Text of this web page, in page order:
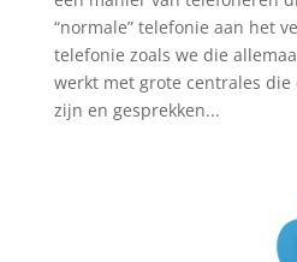
“normale” telefonie aan het
telefonie zoals we die
werkt met grote centrales
zijn en gesprekken...